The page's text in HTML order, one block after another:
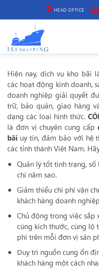
dung
HEAD OFFICE
Hiện nay, dịch vụ kho bãi
các hoạt động kinh doanh,
doanh nghiệp giải quyết
trữ, bảo quản, giao hàng
dạng các loại hình thức.
là đơn vị chuyên cung cấp
bãi uy tín, đảm bảo với hệ
các tỉnh thành Việt Nam.
Quản lý tốt tình trạng,
chí năm sao.
Giảm thiểu chi phí vận
khách hàng doanh
Chủ động trong việc sắp
cùng kích thước, cùng lộ
phí trên mỗi đơn vị sản
Duy trì nguồn cung ổn
khách hàng một cách